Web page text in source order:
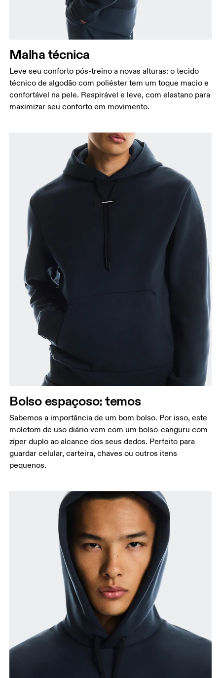
Meça ao redor da parte mais estreita da cintura.
Meça ao redor da parte mais larga do quadril.
Malha técnica
Leve seu conforto pós-treino a novas alturas: o tecido
técnico de algodão com poliéster tem um toque macio e
confortável na pele. Respirável e leve, com elastano para
maximizar seu conforto em movimento.
Bolso espaçoso: temos
Sabemos a importância de um bom bolso. Por isso, este
moletom de uso diário vem com um bolso-canguru com
zíper duplo ao alcance dos seus dedos. Perfeito para
guardar celular, carteira, chaves ou outros itens
pequenos.